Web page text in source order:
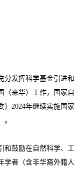
发挥科学基金引进和
（来华）工作，国家自
）2024年继续实施国家
。
鼓励在自然科学、工
学者（含非华裔外籍人